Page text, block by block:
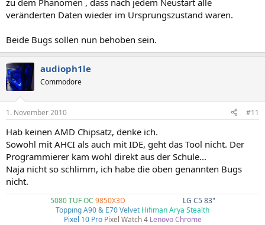
zu dem Phänomen , dass nach jedem Neustart alle
veränderten Daten wieder im Ursprungszustand waren.
Beide Bugs sollen nun behoben sein.
audioph1le
Commodore
1. November 2010 #11
Hab keinen AMD Chipsatz, denke ich.
Sowohl mit AHCI als auch mit IDE, geht das Tool nicht. Der
Programmierer kam wohl direkt aus der Schule...
Naja nicht so schlimm, ich habe die oben genannten Bugs
nicht.
5080 TUF OC 9850X3D
LG C5 83"
Topping A90 & E70 Velvet Hifiman Arya Stealth
Pixel 10 Pro Pixel Watch 4 Lenovo Chrome